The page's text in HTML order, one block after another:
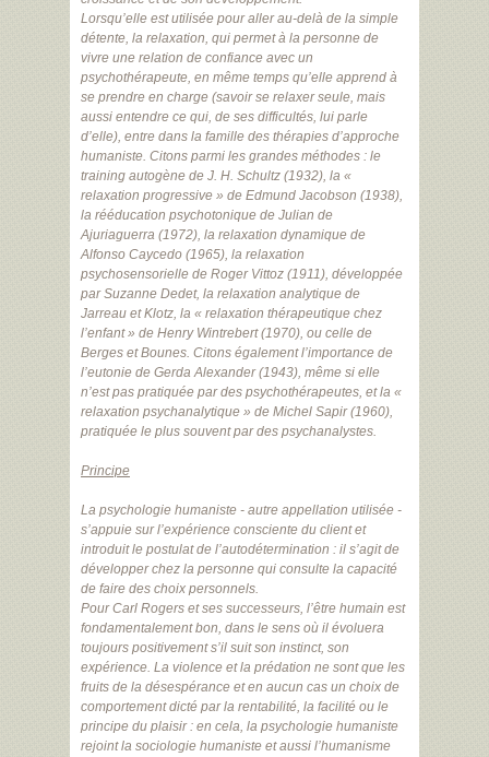
Lorsqu’elle est utilisée pour aller au-delà de la simple
détente, la relaxation, qui permet à la personne de
vivre une relation de confiance avec un
psychothérapeute, en même temps qu’elle apprend à
se prendre en charge (savoir se relaxer seule, mais
aussi entendre ce qui, de ses difficultés, lui parle
d’elle), entre dans la famille des thérapies d’approche
humaniste. Citons parmi les grandes méthodes : le
training autogène de J. H. Schultz (1932), la «
relaxation progressive » de Edmund Jacobson (1938),
la rééducation psychotonique de Julian de
Ajuriaguerra (1972), la relaxation dynamique de
Alfonso Caycedo (1965), la relaxation
psychosensorielle de Roger Vittoz (1911), développée
par Suzanne Dedet, la relaxation analytique de
Jarreau et Klotz, la « relaxation thérapeutique chez
l’enfant » de Henry Wintrebert (1970), ou celle de
Berges et Bounes. Citons également l’importance de
l’eutonie de Gerda Alexander (1943), même si elle
n’est pas pratiquée par des psychothérapeutes, et la «
relaxation psychanalytique » de Michel Sapir (1960),
pratiquée le plus souvent par des psychanalystes.
Principe
La psychologie humaniste - autre appellation utilisée -
s’appuie sur l’expérience consciente du client et
introduit le postulat de l’autodétermination : il s’agit de
développer chez la personne qui consulte la capacité
de faire des choix personnels.
Pour Carl Rogers et ses successeurs, l’être humain est
fondamentalement bon, dans le sens où il évoluera
toujours positivement s’il suit son instinct, son
expérience. La violence et la prédation ne sont que les
fruits de la désespérance et en aucun cas un choix de
comportement dicté par la rentabilité, la facilité ou le
principe du plaisir : en cela, la psychologie humaniste
rejoint la sociologie humaniste et aussi l’humanisme